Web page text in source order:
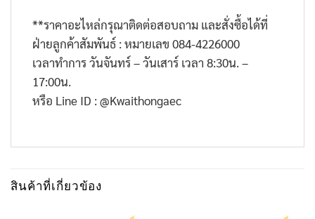
**ราคาอะไหล่กรุณาติดต่อสอบถาม และสั่งซื้อได้ที่
ฝ่ายลูกค้าสัมพันธ์ : หมายเลข 084-4226000
เวลาทำการ วันจันทร์ – วันเสาร์ เวลา 8:30น. –
17:00น.
หรือ Line ID : @Kwaithongaec
สินค้าที่เกี่ยวข้อง